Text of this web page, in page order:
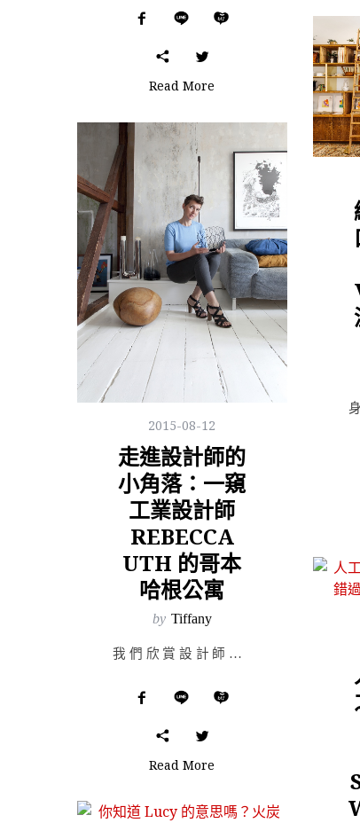
Read More
2015-08-12
走進設計師的
小角落：一窺
工業設計師
REBECCA
UTH 的哥本
哈根公寓
by Tiffany
我們欣賞設計師們的作品，是仰慕著他們的風格與創意，對於作品背後的靈感，更是好奇。那靈感的來源又是什麼…
Read More